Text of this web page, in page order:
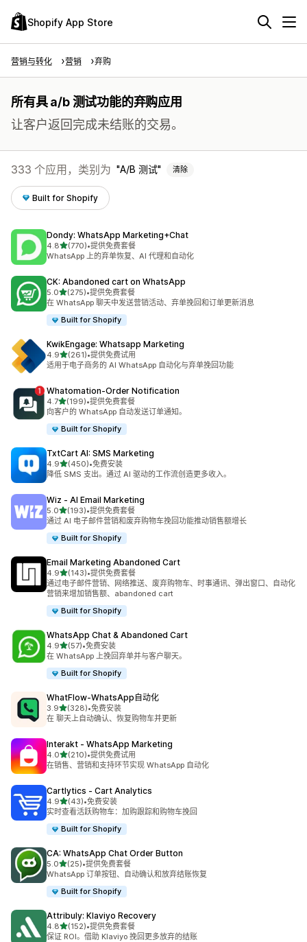
Shopify App Store
营销与转化 营销 弃购
所有具 a/b 测试功能的弃购应用
让客户返回完成未结账的交易。
333 个应用，类别为 A/B 测试 清除
Built for Shopify
Dondy: WhatsApp Marketing+Chat
4.8星（满分 5 星）
(770)
总共 770 条评论
•提供免费套餐
WhatsApp 上的弃单恢复、AI 代理和自动化
CK: Abandoned cart on WhatsApp
5.0星（满分 5 星）
(275)
总共 275 条评论
•提供免费套餐
在 WhatsApp 聊天中发送营销活动、弃单挽回和订单更新消息
Built for Shopify
KwikEngage: Whatsapp Marketing
4.9星（满分 5 星）
(261)
总共 261 条评论
•提供免费试用
适用于电子商务的 AI WhatsApp 自动化与弃单挽回功能
Whatomation‑Order Notification
4.7星（满分 5 星）
(199)
总共 199 条评论
•提供免费套餐
向客户的 WhatsApp 自动发送订单通知。
Built for Shopify
TxtCart AI: SMS Marketing
4.9星（满分 5 星）
(450)
总共 450 条评论
•免费安装
降低 SMS 支出。通过 AI 驱动的工作流创造更多收入。
Wiz ‑ AI Email Marketing
5.0星（满分 5 星）
(193)
总共 193 条评论
•提供免费套餐
通过 AI 电子邮件营销和废弃购物车挽回功能推动销售额增长
Built for Shopify
Email Marketing Abandoned Cart
4.9星（满分 5 星）
(143)
总共 143 条评论
•提供免费套餐
通过电子邮件营销、网络推送、废弃购物车、时事通讯、弹出窗口、自动化
营销来增加销售额、abandoned cart
Built for Shopify
WhatsApp Chat & Abandoned Cart
4.9星（满分 5 星）
(57)
总共 57 条评论
•免费安装
在 WhatsApp 上挽回弃单并与客户聊天。
Built for Shopify
WhatFlow‑WhatsApp自动化
3.9星（满分 5 星）
(328)
总共 328 条评论
•免费安装
在 聊天上自动确认、恢复购物车并更新
Interakt ‑ WhatsApp Marketing
4.0星（满分 5 星）
(210)
总共 210 条评论
•提供免费试用
在销售、营销和支持环节实现 WhatsApp 自动化
Cartlytics ‑ Cart Analytics
4.9星（满分 5 星）
(43)
总共 43 条评论
•免费安装
实时查看活跃购物车：加购跟踪和购物车挽回
Built for Shopify
CA: WhatsApp Chat Order Button
5.0星（满分 5 星）
(25)
总共 25 条评论
•提供免费套餐
WhatsApp 订单按钮、自动确认和放弃结账恢复
Built for Shopify
Attribuly: Klaviyo Recovery
4.8星（满分 5 星）
(152)
总共 152 条评论
•提供免费套餐
保证 ROI。借助 Klaviyo 挽回更多放弃的结账